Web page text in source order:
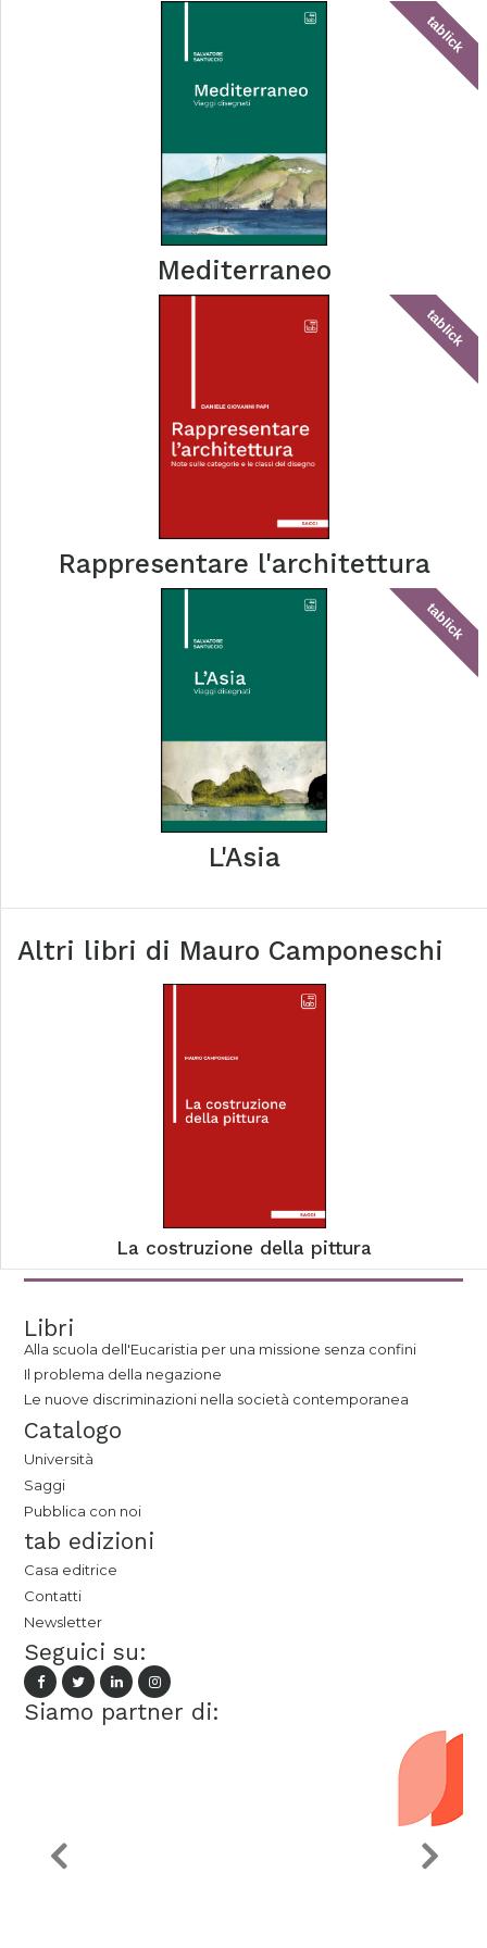
tablick
Mediterraneo
tablick
Rappresentare l'architettura
tablick
L'Asia
Altri libri di Mauro Camponeschi
La costruzione della pittura
Libri
Alla scuola dell'Eucaristia per una missione senza confini
Il problema della negazione
Le nuove discriminazioni nella società contemporanea
Catalogo
Università
Saggi
Pubblica con noi
tab edizioni
Casa editrice
Contatti
Newsletter
Seguici su:
Siamo partner di: